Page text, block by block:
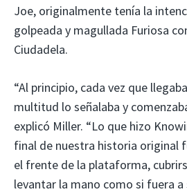
Joe, originalmente tenía la
golpeada y magullada Furiosa
Ciudadela.
“Al principio, cada vez que
multitud lo señalaba y
explicó Miller. “Lo que hizo
final de nuestra historia original
el frente de la plataforma,
levantar la mano como si fuera a